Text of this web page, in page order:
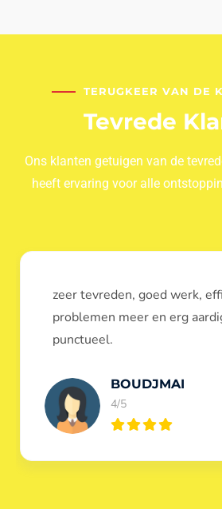
TERUGKEER VAN DE
Tevrede
Ons klanten getuigen van de
heeft ervaring voor alle
Dank u voor de ontstopping
heel goed uitgevoerd, door
ontstoppers services janssens.
Eric Garfield
5/5